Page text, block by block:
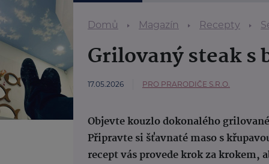
Domů Magazín Recepty
Grilovaný steak
17.05.2026 PRO PRARODIČE S.R.O.
Objevte kouzlo dokonalého
Připravte si šťavnaté maso s
recept vás provede krok za